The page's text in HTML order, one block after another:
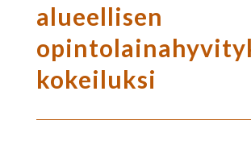
alueellisen
kokeiluksi